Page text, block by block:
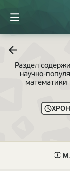
Раздел
научно-